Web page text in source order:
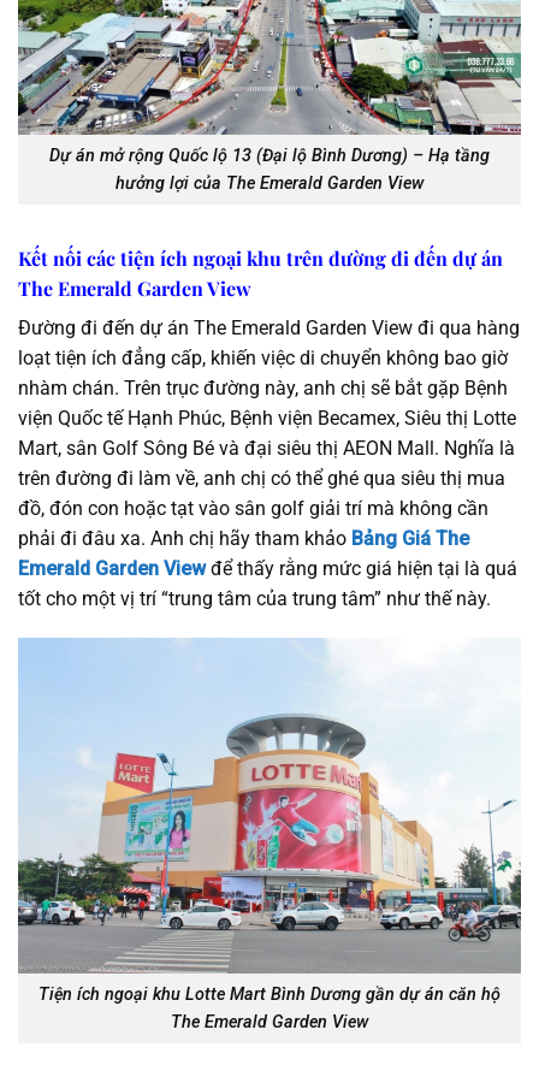
Dự án mở rộng Quốc lộ 13 (Đại lộ Bình Dương) – Hạ tầng
hưởng lợi của The Emerald Garden View
Kết nối các tiện ích ngoại khu trên đường đi đến dự án
The Emerald Garden View
Đường đi đến dự án The Emerald Garden View đi qua hàng
loạt tiện ích đẳng cấp, khiến việc di chuyển không bao giờ
nhàm chán. Trên trục đường này, anh chị sẽ bắt gặp Bệnh
viện Quốc tế Hạnh Phúc, Bệnh viện Becamex, Siêu thị Lotte
Mart, sân Golf Sông Bé và đại siêu thị AEON Mall. Nghĩa là
trên đường đi làm về, anh chị có thể ghé qua siêu thị mua
đồ, đón con hoặc tạt vào sân golf giải trí mà không cần
phải đi đâu xa. Anh chị hãy tham khảo Bảng Giá The
Emerald Garden Viewđể thấy rằng mức giá hiện tại là quá
tốt cho một vị trí “trung tâm của trung tâm” như thế này.
Tiện ích ngoại khu Lotte Mart Bình Dương gần dự án căn hộ
The Emerald Garden View